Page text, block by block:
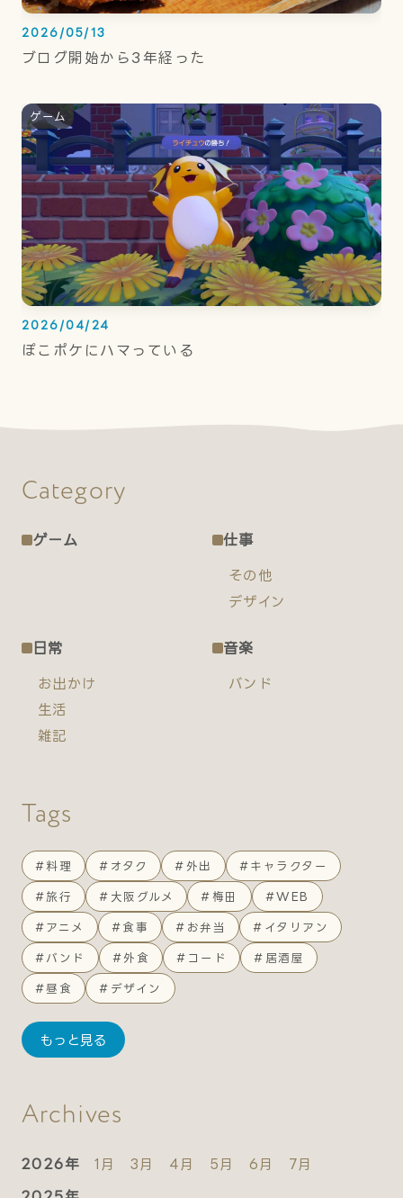
2026/05/13
ブログ開始から3年経った
ゲーム
2026/04/24
ぽこポケにハマっている
Category
ゲーム 仕事
その他
デザイン
日常
お出かけ
生活
雑記
音楽
バンド
Tags
#料理 #オタク #外出 #キャラクター
#旅行 #大阪グルメ #梅田 #WEB
#アニメ #食事 #お弁当 #イタリアン
#バンド #外食 #コード #居酒屋
#昼食 #デザイン
もっと見る
Archives
2026年 1月 3月 4月 5月 6月 7月